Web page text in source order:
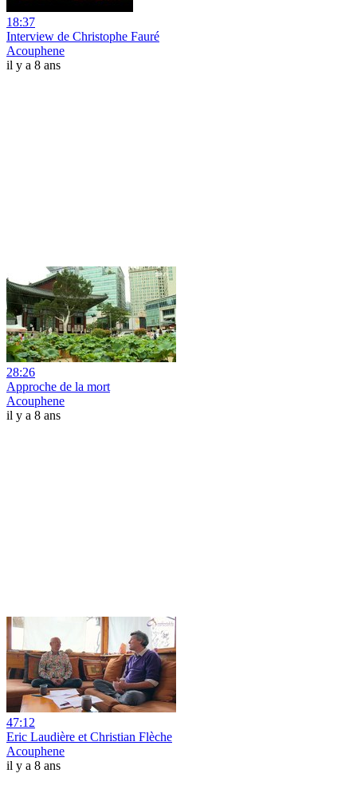
18:37
Interview de Christophe Fauré
Acouphene
il y a 8 ans
28:26
Approche de la mort
Acouphene
il y a 8 ans
47:12
Eric Laudière et Christian Flèche
Acouphene
il y a 8 ans